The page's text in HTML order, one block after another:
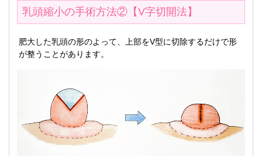
乳頭縮小の手術方法②【V字切開法】
肥大した乳頭の形のよって、上部をV型に切除するだけで形
が整うことがあります。